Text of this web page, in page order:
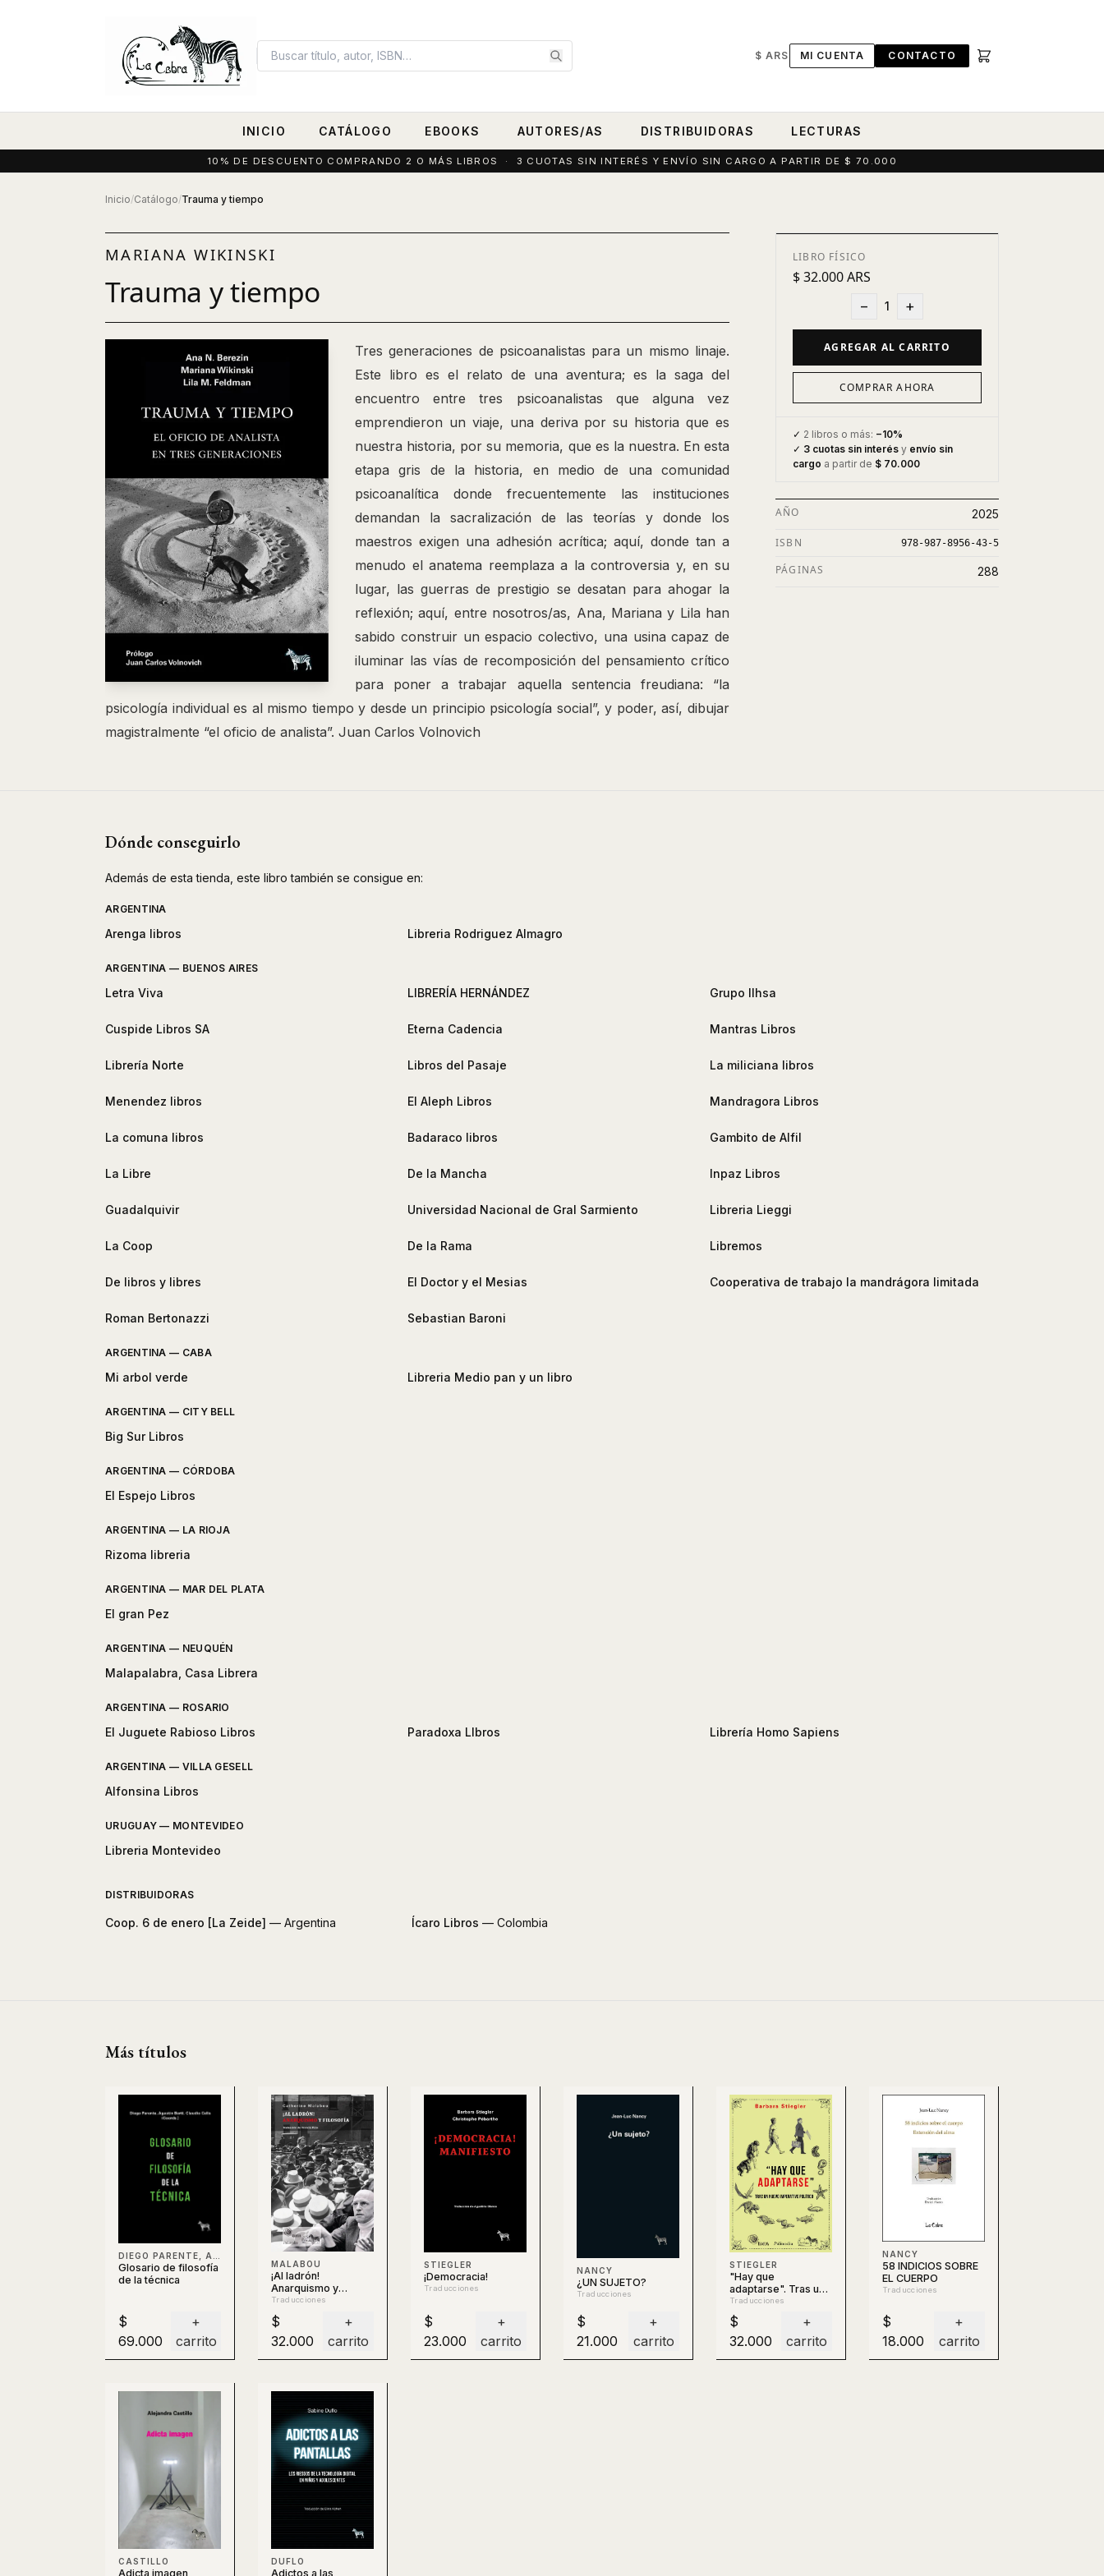
$ ARS MI CUENTA CONTACTO
INICIO CATÁLOGO EBOOKS AUTORES/AS DISTRIBUIDORAS LECTURAS
10% DE DESCUENTO COMPRANDO 2 O MÁS LIBROS · 3 CUOTAS SIN INTERÉS Y ENVÍO SIN CARGO A PARTIR DE $ 70.000
Inicio/Catálogo/Trauma y tiempo
MARIANA WIKINSKI
Trauma y tiempo
Tres generaciones de psicoanalistas para un mismo linaje.
Este libro es el relato de una aventura; es la saga del
encuentro entre tres psicoanalistas que alguna vez
emprendieron un viaje, una deriva por su historia que es
nuestra historia, por su memoria, que es la nuestra. En esta
etapa gris de la historia, en medio de una co­munidad
psicoanalítica donde frecuentemente las institu­ciones
demandan la sacralización de las teorías y donde los
maestros exigen una adhesión acrítica; aquí, donde tan a
menudo el anatema reemplaza a la controversia y, en su
lugar, las guerras de prestigio se desatan para ahogar la
reflexión; aquí, entre nosotros/as, Ana, Mariana y Lila han
sabido construir un espacio colectivo, una usina capaz de
iluminar las vías de recomposición del pensamiento crítico
para poner a trabajar aquella sentencia freudiana: “la
psicología individual es al mismo tiempo y desde un principio psicología social”, y poder, así, dibujar
magistralmente “el oficio de analista”. Juan Carlos Volnovich
LIBRO FÍSICO
$ 32.000 ARS
− 1 +
AGREGAR AL CARRITO
COMPRAR AHORA
✓ 2 libros o más: −10%
✓ 3 cuotas sin interés y envío sin
cargo a partir de $ 70.000
AÑO 2025
ISBN 978-987-8956-43-5
PÁGINAS 288
Dónde conseguirlo
Además de esta tienda, este libro también se consigue en:
ARGENTINA
Arenga libros Libreria Rodriguez Almagro
ARGENTINA — BUENOS AIRES
Letra Viva LIBRERÍA HERNÁNDEZ Grupo Ilhsa
Cuspide Libros SA Eterna Cadencia Mantras Libros
Librería Norte Libros del Pasaje La miliciana libros
Menendez libros El Aleph Libros Mandragora Libros
La comuna libros Badaraco libros Gambito de Alfil
La Libre De la Mancha Inpaz Libros
Guadalquivir Universidad Nacional de Gral Sarmiento Libreria Lieggi
La Coop De la Rama Libremos
De libros y libres El Doctor y el Mesias Cooperativa de trabajo la mandrágora limitada
Roman Bertonazzi Sebastian Baroni
ARGENTINA — CABA
Mi arbol verde Libreria Medio pan y un libro
ARGENTINA — CITY BELL
Big Sur Libros
ARGENTINA — CÓRDOBA
El Espejo Libros
ARGENTINA — LA RIOJA
Rizoma libreria
ARGENTINA — MAR DEL PLATA
El gran Pez
ARGENTINA — NEUQUÉN
Malapalabra, Casa Librera
ARGENTINA — ROSARIO
El Juguete Rabioso Libros Paradoxa LIbros Librería Homo Sapiens
ARGENTINA — VILLA GESELL
Alfonsina Libros
URUGUAY — MONTEVIDEO
Libreria Montevideo
DISTRIBUIDORAS
Coop. 6 de enero [La Zeide] — Argentina Ícaro Libros — Colombia
Más títulos
Glosario de filosofía
de la técnica
$
69.000
+
carrito
MALABOU
¡Al ladrón!
Anarquismo y
filosofía
Traducciones
$
32.000
+
carrito
STIEGLER
¡Democracia!
Traducciones
$
23.000
+
carrito
NANCY
¿UN SUJETO?
Traducciones
$
21.000
+
carrito
STIEGLER
"Hay que
adaptarse". Tras un
nuevo imperativo
político
Traducciones
$
32.000
+
carrito
NANCY
58 INDICIOS SOBRE
EL CUERPO
Traducciones
$
18.000
+
carrito
CASTILLO
Adicta imagen
DUFLO
Adictos a las